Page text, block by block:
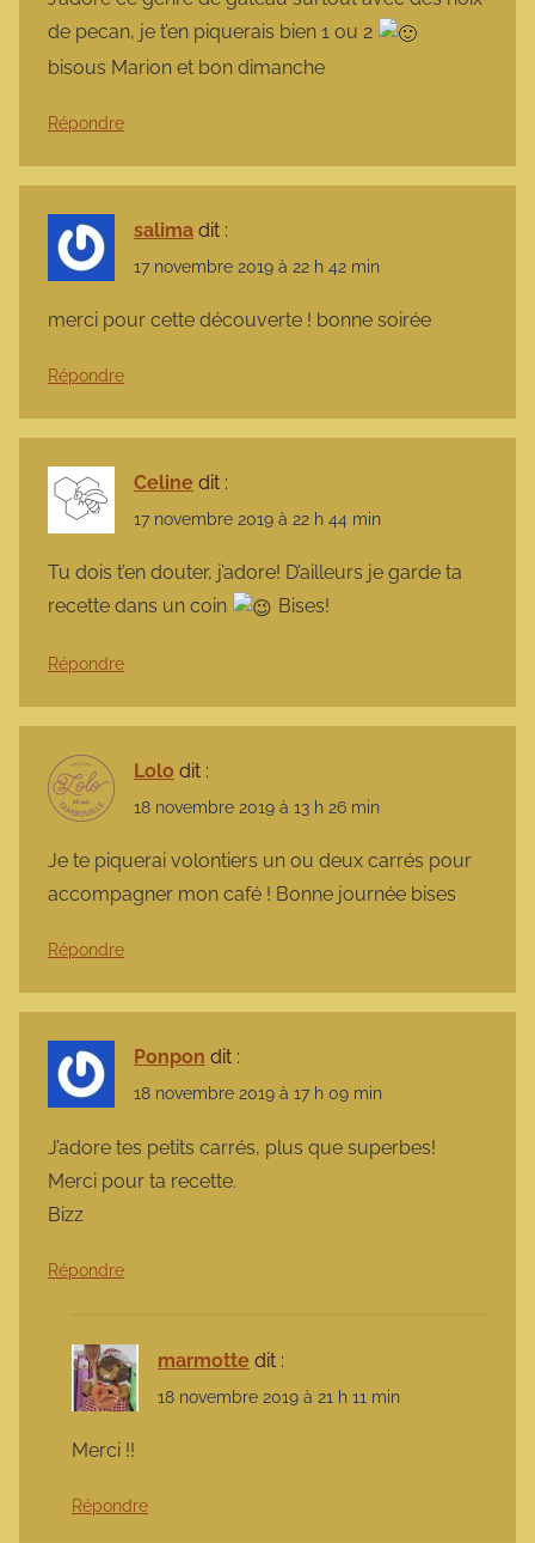
de pecan, je t’en piquerais bien 1 ou 2
bisous Marion et bon dimanche
Répondre
salima dit :
17 novembre 2019 à 22 h 42 min
merci pour cette découverte ! bonne soirée
Répondre
Celine dit :
17 novembre 2019 à 22 h 44 min
Tu dois t’en douter, j’adore! D’ailleurs je garde ta
recette dans un coin
Bises!
Répondre
Lolo dit :
18 novembre 2019 à 13 h 26 min
Je te piquerai volontiers un ou deux carrés pour
accompagner mon café ! Bonne journée bises
Répondre
Ponpon dit :
18 novembre 2019 à 17 h 09 min
J’adore tes petits carrés, plus que superbes!
Merci pour ta recette.
Bizz
Répondre
marmotte dit :
18 novembre 2019 à 21 h 11 min
Merci !!
Répondre